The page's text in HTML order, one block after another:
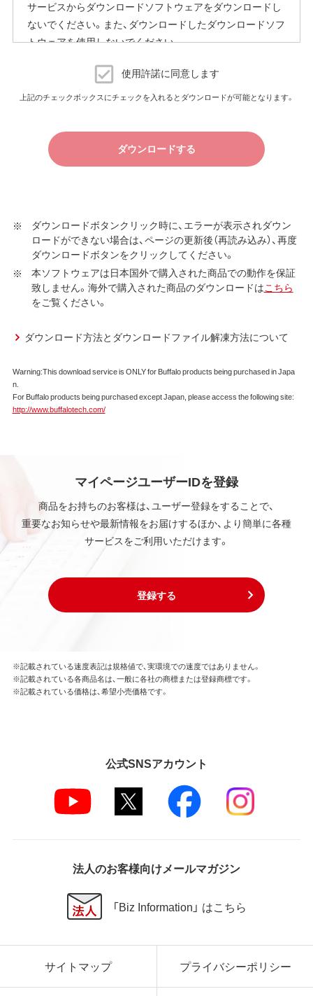
サービスからダウンロードソフトウェアをダウンロードし
ないでください。また、ダウンロードしたダウンロードソフ
トウェアを使用しないでください。
ダウンロードソフトウェア使用許諾契約
（株）バッファロー（以下、弊社といいます）は、お客様がダウ
す）に同意し、ご購入いただいた商品（以下、購入商品といい
ます）について弊社が保証契約に基づく修理を実施する際
の条件である保証契約約款、およびそれに含まれるソフト
ア（ユーティリティ・ファームウェア・ドライバなど）を含み
以下、本ソフトウェアといいます）の使用を許諾いたしま
す。
第1条 使用許諾
使用をお客様に非専属的に許諾します。
第2条 知的所有権
する法律ならびに条約によって保護されています。
本ソフトウェアは、本契約に規定される条件のもとで
本ソフトウェアに対する知的所有権に関する表示を
削除してはならないものとします。
第3条 使用制限
本ソフトウェアの用途は、購入商品またはその添付ソ
り、逆アセンブル、逆コンパイル、リバースエンジニア
リング、その他の修正を本ソフトウェアに加えること
はできません。
す。
第4条 保証
弊社は、データの消失、業務の中断、逸失利益、精神的
損害等を含め、本ソフトウェアの使用または使用不能
に起因する直接的、間接的、特別、偶発的、結果的、そ
第6条 輸出規制
本契約の締結により、お客様は下記事項に同意するも
国輸出管理関連法規等に基づく輸出規制の対象とな
使用許諾に同意します
上記のチェックボックスにチェックを入れるとダウンロードが可能となります。
ダウンロードする
ダウンロードボタンクリック時に、エラーが表示されダウン
ロードができない場合は、ページの更新後（再読み込み）、再度
ダウンロードボタンをクリックしてください。
本ソフトウェアは日本国外で購入された商品での動作を保証
致しません。海外で購入された商品のダウンロードはこちら
をご覧ください。
ダウンロード方法とダウンロードファイル解凍方法について
Warning:This download service is ONLY for Buffalo products being purchased in Japa
n.
For Buffalo products being purchased except Japan, please access the following site:
http://www.buffalotech.com/
マイページユーザーIDを登録
商品をお持ちのお客様は、ユーザー登録をすることで、
重要なお知らせや最新情報をお届けするほか、より簡単に各種
サービスをご利用いただけます。
登録する
※記載されている速度表記は規格値で、実環境での速度ではありません。
※記載されている各商品名は、一般に各社の商標または登録商標です。
※記載されている価格は、希望小売価格です。
公式SNSアカウント
法人のお客様向けメールマガジン
「Biz Information」 はこちら
サイトマップ プライバシーポリシー